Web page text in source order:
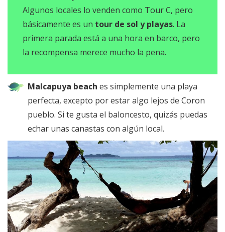
Algunos locales lo venden como Tour C, pero
básicamente es un tour de sol y playas. La
primera parada está a una hora en barco, pero
la recompensa merece mucho la pena.
Malcapuya beach es simplemente una playa
perfecta, excepto por estar algo lejos de Coron
pueblo. Si te gusta el baloncesto, quizás puedas
echar unas canastas con algún local.